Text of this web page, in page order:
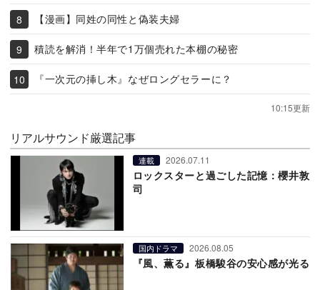
【漫画】同姓の同性と偽装夫婦
積読を解消！半年で1万個売れた本棚の秘密
『一次元の挿し木』なぜロングセラーに？
10:15更新
リアルサウンド厳選記事
連載 2026.07.11
ロックスターと過ごした記憶：櫻井敦
司
国内ドラマ 2026.08.05
『風、薫る』板橋駿谷の安心感が光る